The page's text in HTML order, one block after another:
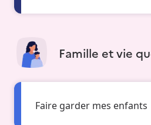
Famille et vie
Faire garder mes enfants